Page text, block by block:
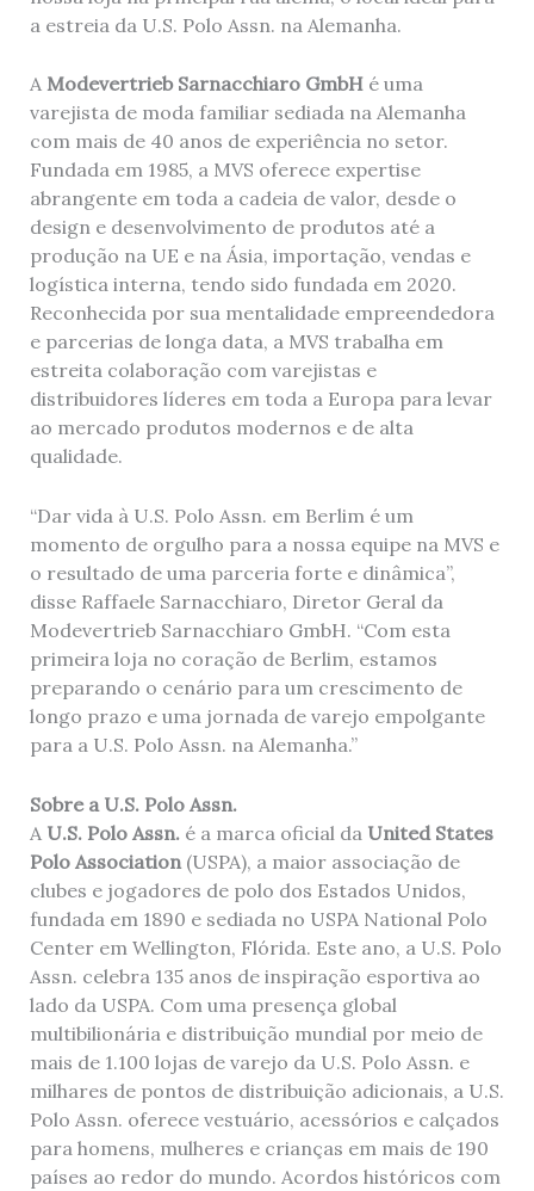
a estreia da U.S. Polo Assn. na Alemanha.
A Modevertrieb Sarnacchiaro GmbHé uma
varejista de moda familiar sediada na Alemanha
com mais de 40 anos de experiência no setor.
Fundada em 1985, a MVS oferece expertise
abrangente em toda a cadeia de valor, desde o
design e desenvolvimento de produtos até a
produção na UE e na Ásia, importação, vendas e
logística interna, tendo sido fundada em 2020.
Reconhecida por sua mentalidade empreendedora
e parcerias de longa data, a MVS trabalha em
estreita colaboração com varejistas e
distribuidores líderes em toda a Europa para levar
ao mercado produtos modernos e de alta
qualidade.
“Dar vida à U.S. Polo Assn. em Berlim é um
momento de orgulho para a nossa equipe na MVS e
o resultado de uma parceria forte e dinâmica”,
disse Raffaele Sarnacchiaro, Diretor Geral da
Modevertrieb Sarnacchiaro GmbH. “Com esta
primeira loja no coração de Berlim, estamos
preparando o cenário para um crescimento de
longo prazo e uma jornada de varejo empolgante
para a U.S. Polo Assn. na Alemanha.”
Sobre a U.S. Polo Assn.
A U.S. Polo Assn.é a marca oficial da United States
Polo Association(USPA), a maior associação de
clubes e jogadores de polo dos Estados Unidos,
fundada em 1890 e sediada no USPA National Polo
Center em Wellington, Flórida. Este ano, a U.S. Polo
Assn. celebra 135 anos de inspiração esportiva ao
lado da USPA. Com uma presença global
multibilionária e distribuição mundial por meio de
mais de 1.100 lojas de varejo da U.S. Polo Assn. e
milhares de pontos de distribuição adicionais, a U.S.
Polo Assn. oferece vestuário, acessórios e calçados
para homens, mulheres e crianças em mais de 190
países ao redor do mundo. Acordos históricos com